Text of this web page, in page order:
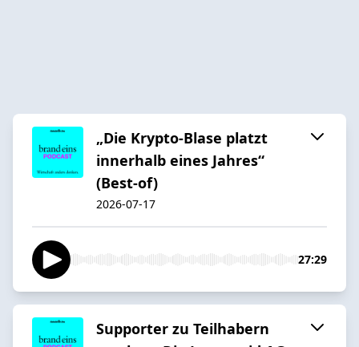
„Die Krypto-Blase platzt
innerhalb eines Jahres“
(Best-of)
2026-07-17
27:29
Supporter zu Teilhabern